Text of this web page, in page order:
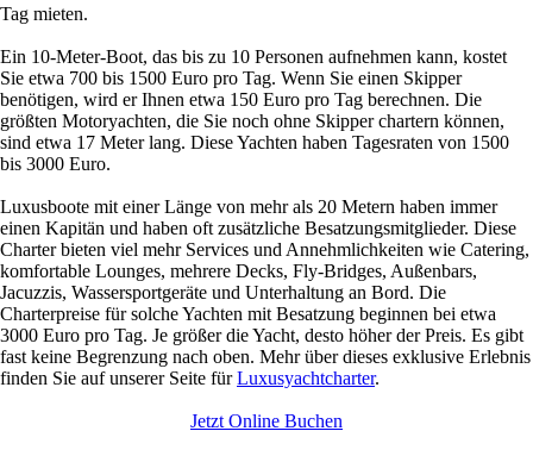
Tag mieten.
Ein 10-Meter-Boot, das bis zu 10 Personen aufnehmen kann, kostet
Sie etwa 700 bis 1500 Euro pro Tag. Wenn Sie einen Skipper
benötigen, wird er Ihnen etwa 150 Euro pro Tag berechnen. Die
größten Motoryachten, die Sie noch ohne Skipper chartern können,
sind etwa 17 Meter lang. Diese Yachten haben Tagesraten von 1500
bis 3000 Euro.
Luxusboote mit einer Länge von mehr als 20 Metern haben immer
einen Kapitän und haben oft zusätzliche Besatzungsmitglieder. Diese
Charter bieten viel mehr Services und Annehmlichkeiten wie Catering,
komfortable Lounges, mehrere Decks, Fly-Bridges, Außenbars,
Jacuzzis, Wassersportgeräte und Unterhaltung an Bord. Die
Charterpreise für solche Yachten mit Besatzung beginnen bei etwa
3000 Euro pro Tag. Je größer die Yacht, desto höher der Preis. Es gibt
fast keine Begrenzung nach oben. Mehr über dieses exklusive Erlebnis
finden Sie auf unserer Seite fürLuxusyachtcharter.
Jetzt Online Buchen